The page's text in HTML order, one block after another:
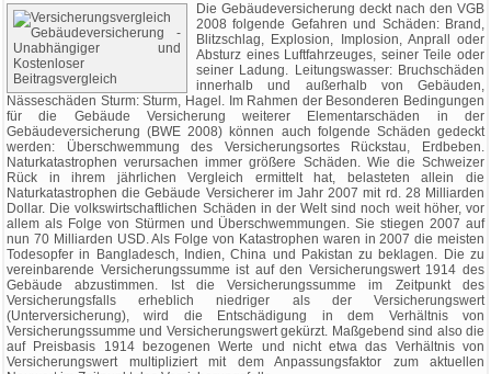
Die Gebäudeversicherung deckt nach den VGB
2008 folgende Gefahren und Schäden: Brand,
Blitzschlag, Explosion, Implosion, Anprall oder
Absturz eines Luftfahrzeuges, seiner Teile oder
seiner Ladung. Leitungswasser: Bruchschäden
innerhalb und außerhalb von Gebäuden,
Nässeschäden Sturm: Sturm, Hagel. Im Rahmen der Besonderen Bedingungen
für die Gebäude Versicherung weiterer Elementarschäden in der
Gebäudeversicherung (BWE 2008) können auch folgende Schäden gedeckt
werden: Überschwemmung des Versicherungsortes Rückstau, Erdbeben.
Naturkatastrophen verursachen immer größere Schäden. Wie die Schweizer
Rück in ihrem jährlichen Vergleich ermittelt hat, belasteten allein die
Naturkatastrophen die Gebäude Versicherer im Jahr 2007 mit rd. 28 Milliarden
Dollar. Die volkswirtschaftlichen Schäden in der Welt sind noch weit höher, vor
allem als Folge von Stürmen und Überschwemmungen. Sie stiegen 2007 auf
nun 70 Milliarden USD. Als Folge von Katastrophen waren in 2007 die meisten
Todesopfer in Bangladesch, Indien, China und Pakistan zu beklagen. Die zu
vereinbarende Versicherungssumme ist auf den Versicherungswert 1914 des
Gebäude abzustimmen. Ist die Versicherungssumme im Zeitpunkt des
Versicherungsfalls erheblich niedriger als der Versicherungswert
(Unterversicherung), wird die Entschädigung in dem Verhältnis von
Versicherungssumme und Versicherungswert gekürzt. Maßgebend sind also die
auf Preisbasis 1914 bezogenen Werte und nicht etwa das Verhältnis von
Versicherungswert multipliziert mit dem Anpassungsfaktor zum aktuellen